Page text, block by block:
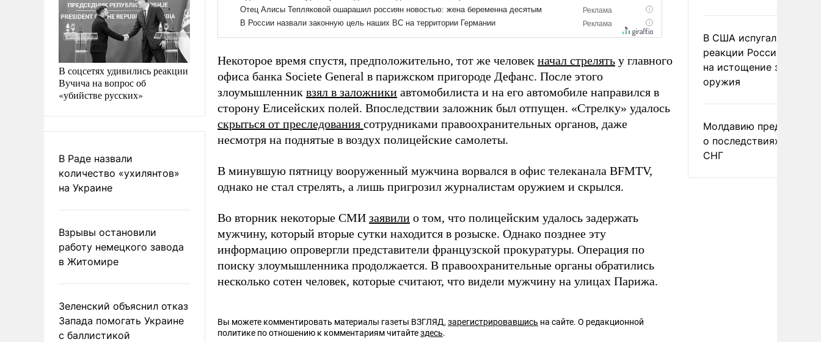
В соцсетях удивились реакции
Вучича на вопрос об
«убийстве русских»
В Раде назвали
количество «ухилянтов»
на Украине
Взрывы остановили
работу немецкого завода
в Житомире
Зеленский объяснил отказ
Запада помогать Украине
с баллистикой
Некоторое время спустя, предположительно, тот же человек начал стрелять у главного
офиса банка Societe General в парижском пригороде Дефанс. После этого
злоумышленник взял в заложники автомобилиста и на его автомобиле направился в
сторону Елисейских полей. Впоследствии заложник был отпущен. «Стрелку» удалось
скрыться от преследования сотрудниками правоохранительных органов, даже
несмотря на поднятые в воздух полицейские самолеты.
В минувшую пятницу вооруженный мужчина ворвался в офис телеканала BFMTV,
однако не стал стрелять, а лишь пригрозил журналистам оружием и скрылся.
Во вторник некоторые СМИ заявили о том, что полицейским удалось задержать
мужчину, который вторые сутки находится в розыске. Однако позднее эту
информацию опровергли представители французской прокуратуры. Операция по
поиску злоумышленника продолжается. В правоохранительные органы обратились
несколько сотен человек, которые считают, что видели мужчину на улицах Парижа.
Вы можете комментировать материалы газеты ВЗГЛЯД, зарегистрировавшись на сайте. О редакционной
политике по отношению к комментариям читайтездесь.
В США испугались
реакции России и
на истощение запасов
оружия
Молдавию
о последствиях выхода
СНГ